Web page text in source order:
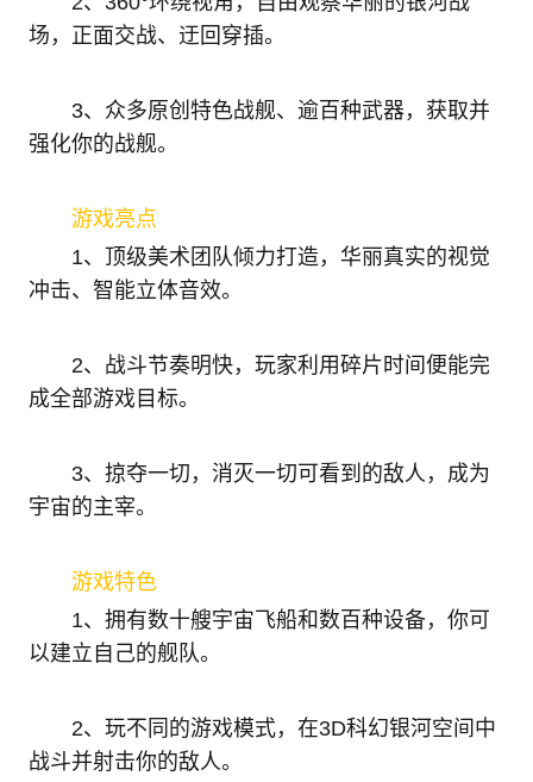
场，正面交战、迂回穿插。
3、众多原创特色战舰、逾百种武器，获取并
强化你的战舰。
游戏亮点
1、顶级美术团队倾力打造，华丽真实的视觉
冲击、智能立体音效。
2、战斗节奏明快，玩家利用碎片时间便能完
成全部游戏目标。
3、掠夺一切，消灭一切可看到的敌人，成为
宇宙的主宰。
游戏特色
1、拥有数十艘宇宙飞船和数百种设备，你可
以建立自己的舰队。
2、玩不同的游戏模式，在3D科幻银河空间中
战斗并射击你的敌人。